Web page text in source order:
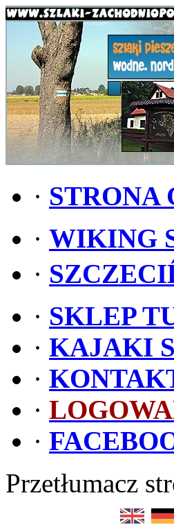
· STRONA
· WIKING
·
· SKLEP
· KAJAKI
·
·
·
Przetłumacz